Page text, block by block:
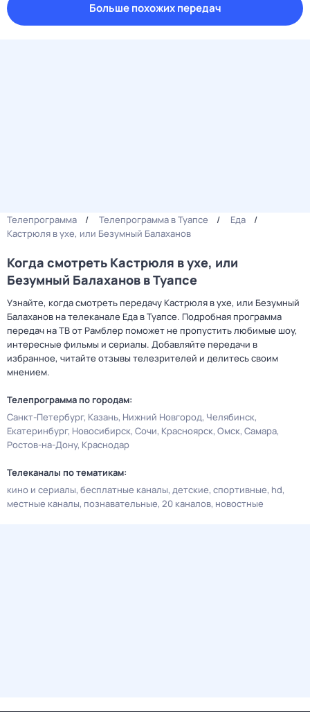
Больше похожих передач
Телепрограмма Телепрограмма в Туапсе
Еда
Кастрюля в ухе, или Безумный Балаханов
Когда смотреть Кастрюля в ухе, или
Безумный Балаханов в Туапсе
Узнайте, когда смотреть передачу Кастрюля в ухе, или Безумный
Балаханов на телеканале Еда в Туапсе. Подробная программа
передач на ТВ от Рамблер поможет не пропустить любимые шоу,
интересные фильмы и сериалы. Добавляйте передачи в
избранное, читайте отзывы телезрителей и делитесь своим
мнением.
Телепрограмма по городам:
Санкт-Петербург Казань Нижний Новгород Челябинск
Екатеринбург Новосибирск Сочи Красноярск Омск Самара
Ростов-на-Дону Краснодар
Телеканалы по тематикам:
кино и сериалы бесплатные каналы детские спортивные hd
местные каналы познавательные 20 каналов новостные